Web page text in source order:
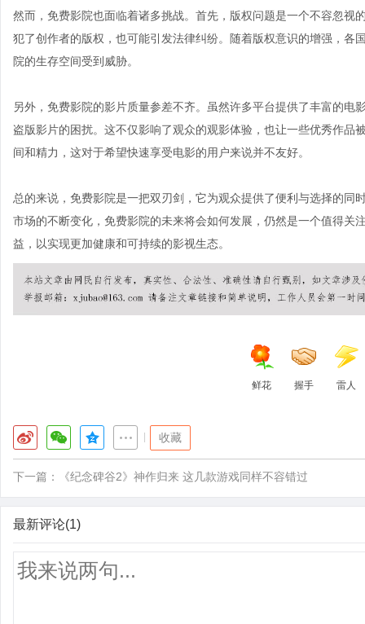
然而，免费影院也面临着诸多挑战。首先，版权问题是一个不容忽视
犯了创作者的版权，也可能引发法律纠纷。随着版权意识的增强，各
院的生存空间受到威胁。
另外，免费影院的影片质量参差不齐。虽然许多平台提供了丰富的
盗版影片的困扰。这不仅影响了观众的观影体验，也让一些优秀作
间和精力，这对于希望快速享受电影的用户来说并不友好。
总的来说，免费影院是一把双刃剑，它为观众提供了便利与选择的
市场的不断变化，免费影院的未来将会如何发展，仍然是一个值得关
益，以实现更加健康和可持续的影视生态。
鲜花 握手 雷人
收藏
下一篇： 《纪念碑谷2》神作归来 这几款游戏同样不容错过
最新评论(1)